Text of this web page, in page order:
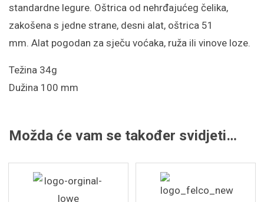
standardne legure. Oštrica od nehrđajućeg čelika,
zakošena s jedne strane, desni alat, oštrica 51
mm. Alat pogodan za sječu voćaka, ruža ili vinove loze.
Težina 34g
Dužina 100 mm
Možda će vam se također svidjeti…